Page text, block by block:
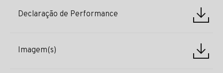
Declaração de Performance
Imagem(s)